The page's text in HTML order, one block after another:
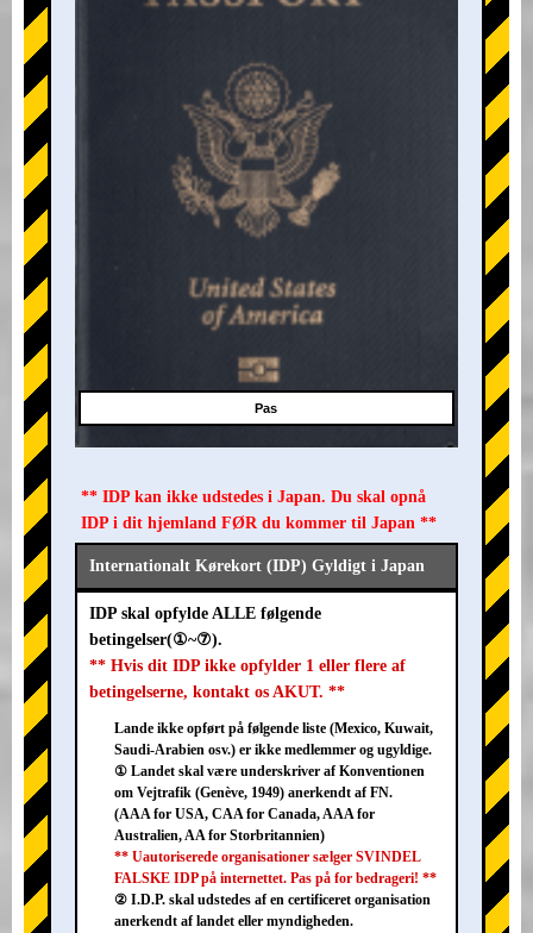
Pas
** IDP kan ikke udstedes i Japan. Du skal opnå
IDP i dit hjemland FØR du kommer til Japan **
Internationalt Kørekort (IDP) Gyldigt i Japan
IDP skal opfylde ALLE følgende
betingelser(①~⑦).
** Hvis dit IDP ikke opfylder 1 eller flere af
betingelserne, kontakt os AKUT. **
Lande ikke opført på følgende liste (Mexico, Kuwait,
Saudi-Arabien osv.) er ikke medlemmer og ugyldige.
① Landet skal være underskriver af Konventionen
om Vejtrafik (Genève, 1949) anerkendt af FN.
(AAA for USA, CAA for Canada, AAA for
Australien, AA for Storbritannien)
** Uautoriserede organisationer sælger SVINDEL
FALSKE IDP på internettet. Pas på for bedrageri! **
② I.D.P. skal udstedes af en certificeret organisation
anerkendt af landet eller myndigheden.